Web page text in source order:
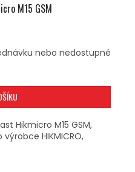
M15 GSM
nebo nedostupné
Hikmicro M15 GSM,
HIKMICRO,